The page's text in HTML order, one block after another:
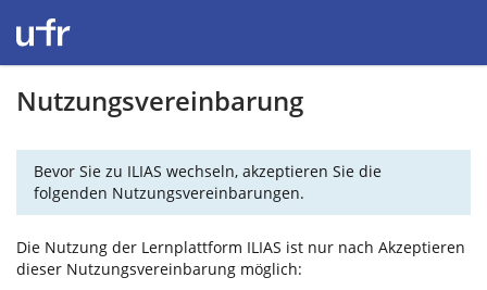
Nutzungsvereinbarung
Bevor Sie zu ILIAS wechseln, akzeptieren Sie die
folgenden Nutzungsvereinbarungen.
Die Nutzung der Lernplattform ILIAS ist nur nach Akzeptieren
dieser Nutzungsvereinbarung möglich: